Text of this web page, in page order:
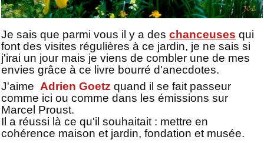
Je sais que parmi vous il y a des chanceuses qui
font des visites régulières à ce jardin, je ne sais si
j'irai un jour mais je viens de combler une de mes
envies grâce à ce livre bourré d'anecdotes.
J'aime Adrien Goetz quand il se fait passeur
comme ici ou comme dans les émissions sur
Marcel Proust.
Il a réussi là ce qu'il souhaitait : mettre en
cohérence maison et jardin, fondation et musée.